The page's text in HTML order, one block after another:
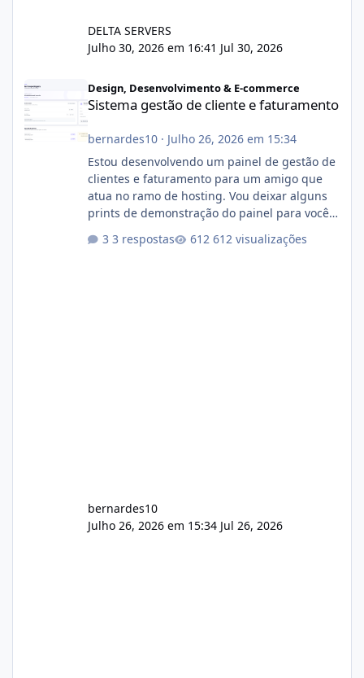
DELTA SERVERS
Julho 30, 2026 em 16:41 Jul 30, 2026
Design, Desenvolvimento & E-commerce
Sistema gestão de cliente e faturamento
bernardes10· Julho 26, 2026 em 15:34
Estou desenvolvendo um painel de gestão de
clientes e faturamento para um amigo que
atua no ramo de hosting. Vou deixar alguns
prints de demonstração do painel para vocês
com cerca de 80% concluído e conta com
3 respostas 612 visualizações
bernardes10
Julho 26, 2026 em 15:34 Jul 26, 2026